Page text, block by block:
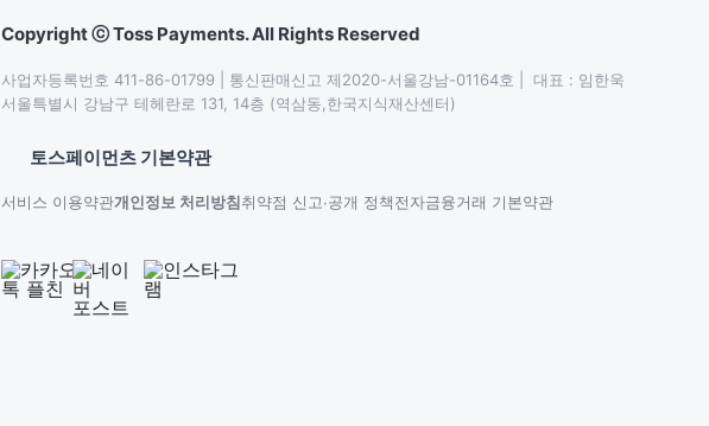
Copyright ⓒ Toss Payments. All Rights Reserved
사업자등록번호 411-86-01799 | 통신판매신고 제2020-서울강남-01164호 |  대표 : 임한욱
서울특별시 강남구 테헤란로 131, 14층 (역삼동,한국지식재산센터)
토스페이먼츠 기본약관
서비스 이용약관개인정보 처리방침취약점 신고∙공개 정책전자금융거래 기본약관